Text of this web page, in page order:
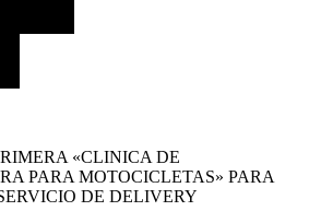
«CLINICA DE
PARA MOTOCICLETAS» PARA
DE DELIVERY